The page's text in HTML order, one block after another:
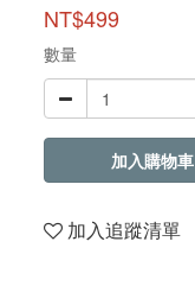
NT$499
數量
加入購物車
加入追蹤清單